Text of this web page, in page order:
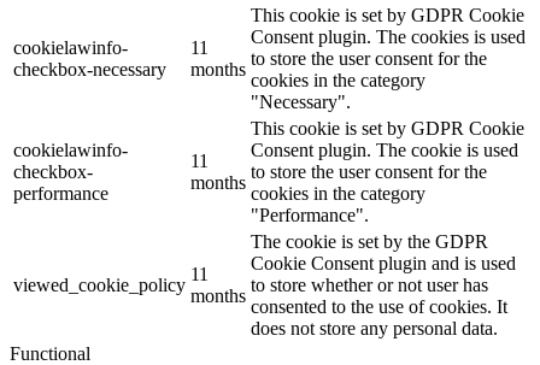
cookielawinfo-
checkbox-necessary
11
months
This cookie is set by GDPR Cookie
Consent plugin. The cookies is used
to store the user consent for the
cookies in the category
"Necessary".
cookielawinfo-
checkbox-
performance
11
months
This cookie is set by GDPR Cookie
Consent plugin. The cookie is used
to store the user consent for the
cookies in the category
"Performance".
viewed_cookie_policy
11
months
The cookie is set by the GDPR
Cookie Consent plugin and is used
to store whether or not user has
consented to the use of cookies. It
does not store any personal data.
Functional